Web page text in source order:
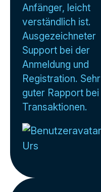
Anfänger, leicht
verständlich ist.
Ausgezeichneter
Support bei der
Anmeldung und
Registration. Sehr
guter Rapport bei
Transaktionen.
Urs